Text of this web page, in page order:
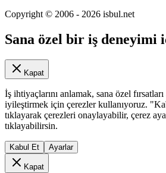
Copyright © 2006 - 2026 isbul.net
Sana özel bir iş deneyimi
Kapat
İş ihtiyaçlarını anlamak, sana özel
iyileştirmek için çerezler kullanıyoruz.
tıklayarak çerezleri onaylayabilir, çerez
tıklayabilirsin.
Kabul Et Ayarlar
Kapat